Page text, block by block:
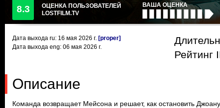
8.3
ОЦЕНКА ПОЛЬЗОВАТЕЛЕЙ
LOSTFILM.TV
ВАША ОЦЕНКА
Дата выхода ru: 16 мая 2026 г. [proper]
Дата выхода eng: 06 мая 2026 г.
Рейтинг
Описание
Команда возвращает Мейсона и решает, как остановить